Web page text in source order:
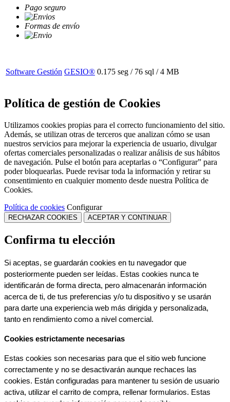
Pago seguro
Formas de envío
Software Gestión GESIO® 0.175 seg / 76 sql / 4 MB
Política de gestión de Cookies
Utilizamos cookies propias para el correcto funcionamiento del sitio.
Además, se utilizan otras de terceros que analizan cómo se usan
nuestros servicios para mejorar la experiencia de usuario, divulgar
ofertas comerciales personalizadas o realizar análisis de sus hábitos
de navegación. Pulse el botón para aceptarlas o “Configurar” para
poder bloquearlas. Puede revisar toda la información y retirar su
consentimiento en cualquier momento desde nuestra Política de
Cookies.
Política de cookies Configurar
RECHAZAR COOKIES ACEPTAR Y CONTINUAR
Confirma tu elección
Si aceptas, se guardarán cookies en tu navegador que
posteriormente pueden ser leídas. Estas cookies nunca te
identificarán de forma directa, pero almacenarán información
acerca de ti, de tus preferencias y/o tu dispositivo y se usarán
para darte una experiencia web más dirigida y personalizada,
tanto en rendimiento como a nivel comercial.
Cookies estrictamente necesarias
Estas cookies son necesarias para que el sitio web funcione
correctamente y no se desactivarán aunque rechaces las
cookies. Están configuradas para mantener tu sesión de usuario
activa, utilizar el carrito de compra, rellenar formularios. Estas